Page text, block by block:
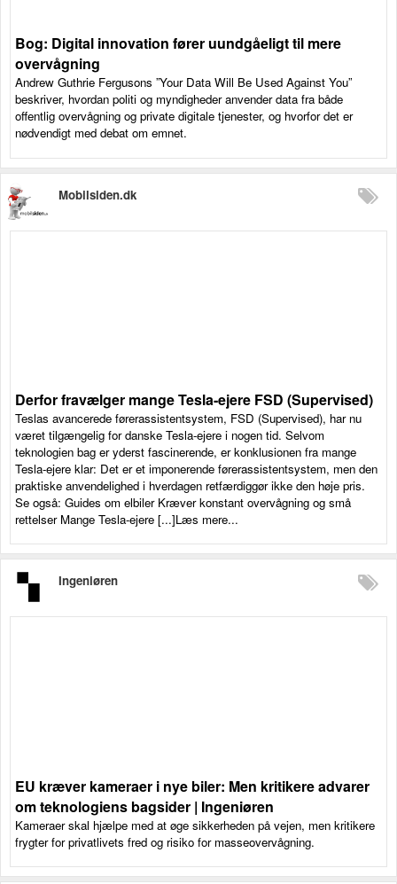
Bog: Digital innovation fører uundgåeligt til mere
overvågning
Andrew Guthrie Fergusons ”Your Data Will Be Used Against You”
beskriver, hvordan politi og myndigheder anvender data fra både
offentlig overvågning og private digitale tjenester, og hvorfor det er
nødvendigt med debat om emnet.
Mobilsiden.dk
Derfor fravælger mange Tesla-ejere FSD (Supervised)
Teslas avancerede førerassistentsystem, FSD (Supervised), har nu
været tilgængelig for danske Tesla-ejere i nogen tid. Selvom
teknologien bag er yderst fascinerende, er konklusionen fra mange
Tesla-ejere klar: Det er et imponerende førerassistentsystem, men den
praktiske anvendelighed i hverdagen retfærdiggør ikke den høje pris.
Se også: Guides om elbiler Kræver konstant overvågning og små
rettelser Mange Tesla-ejere [...]Læs mere...
Ingeniøren
EU kræver kameraer i nye biler: Men kritikere advarer
om teknologiens bagsider | Ingeniøren
Kameraer skal hjælpe med at øge sikkerheden på vejen, men kritikere
frygter for privatlivets fred og risiko for masseovervågning.